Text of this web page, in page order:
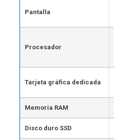
Pantalla
Procesador
Tarjeta gráfica dedicada
Memoria RAM
Disco duro SSD